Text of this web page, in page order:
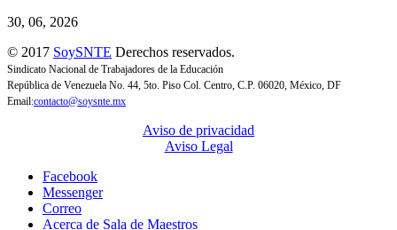
30, 06, 2026
© 2017 SoySNTE Derechos reservados.
Sindicato Nacional de Trabajadores de la Educación
República de Venezuela No. 44, 5to. Piso Col. Centro, C.P. 06020, México, DF
Email:contacto@soysnte.mx
Aviso de privacidad
Aviso Legal
Facebook
Messenger
Correo
Acerca de Sala de Maestros